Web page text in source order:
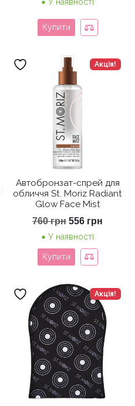
495 грн.
Купити
Акція!
Автобронзат-спрей для
обличчя St. Moriz Radiant
Glow Face Mist
760грн Оригінальна
760 грн.
556 грн
У наявності
Купити
Акція!